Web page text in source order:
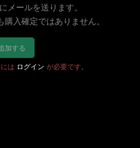
メールを送ります。
入確定ではありません。
加する
は ログイン が必要です。